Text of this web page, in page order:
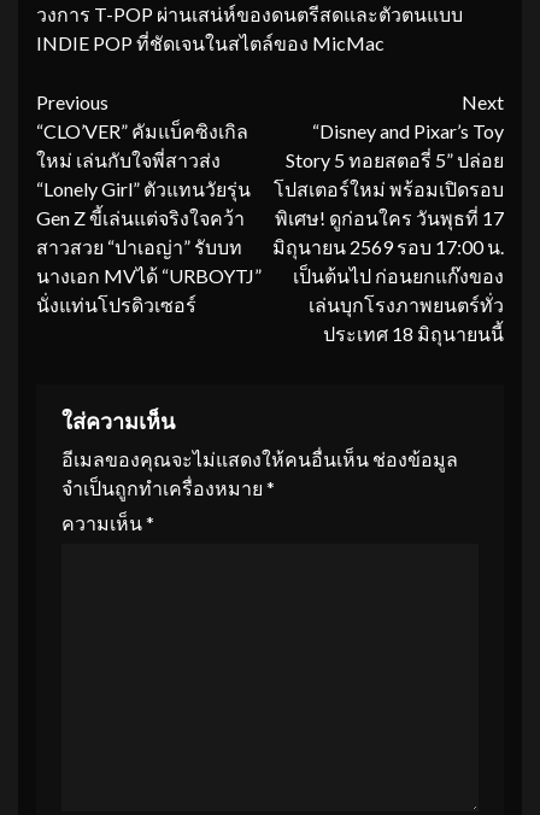
วงการ T-POP ผ่านเสน่ห์ของดนตรีสดและตัวตนแบบ
INDIE POP ที่ชัดเจนในสไตล์ของ MicMac
Continue
Reading
Previous
“CLO’VER” คัมแบ็คซิงเกิล
ใหม่ เล่นกับใจพี่สาวส่ง
“Lonely Girl” ตัวแทนวัยรุ่น
Gen Z ขี้เล่นแต่จริงใจคว้า
สาวสวย “ปาเอญ่า” รับบท
นางเอก MVได้ “URBOYTJ”
นั่งแท่นโปรดิวเซอร์
Next
“Disney and Pixar’s Toy
Story 5 ทอยสตอรี่ 5” ปล่อย
โปสเตอร์ใหม่ พร้อมเปิดรอบ
พิเศษ! ดูก่อนใคร วันพุธที่ 17
มิถุนายน 2569 รอบ 17:00 น.
เป็นต้นไป ก่อนยกแก๊งของ
เล่นบุกโรงภาพยนตร์ทั่ว
ประเทศ 18 มิถุนายนนี้
ใส่ความเห็น
อีเมลของคุณจะไม่แสดงให้คนอื่นเห็น ช่องข้อมูล
จำเป็นถูกทำเครื่องหมาย *
ความเห็น*